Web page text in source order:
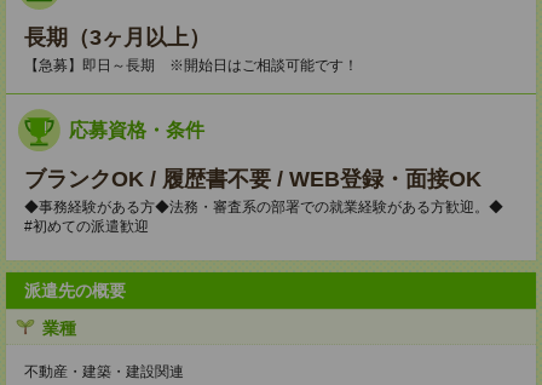
長期（3ヶ月以上）
【急募】即日～長期 ※開始日はご相談可能です！
応募資格・条件
ブランクOK / 履歴書不要 / WEB登録・面接OK
◆事務経験がある方◆法務・審査系の部署での就業経験がある方歓迎。◆
#初めての派遣歓迎
派遣先の概要
業種
不動産・建築・建設関連